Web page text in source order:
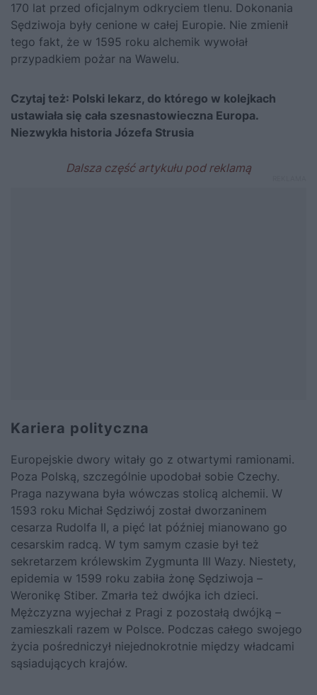
170 lat przed oficjalnym odkryciem tlenu. Dokonania
Sędziwoja były cenione w całej Europie. Nie zmienił
tego fakt, że w 1595 roku alchemik wywołał
przypadkiem pożar na Wawelu.
Czytaj też: Polski lekarz, do którego w kolejkach
ustawiała się cała szesnastowieczna Europa.
Niezwykła historia Józefa Strusia
Kariera polityczna
Europejskie dwory witały go z otwartymi ramionami.
Poza Polską, szczególnie upodobał sobie Czechy.
Praga nazywana była wówczas stolicą alchemii. W
1593 roku Michał Sędziwój został dworzaninem
cesarza Rudolfa II, a pięć lat później mianowano go
cesarskim radcą. W tym samym czasie był też
sekretarzem królewskim Zygmunta III Wazy. Niestety,
epidemia w 1599 roku zabiła żonę Sędziwoja –
Weronikę Stiber. Zmarła też dwójka ich dzieci.
Mężczyzna wyjechał z Pragi z pozostałą dwójką –
zamieszkali razem w Polsce. Podczas całego swojego
życia pośredniczył niejednokrotnie między władcami
sąsiadujących krajów.